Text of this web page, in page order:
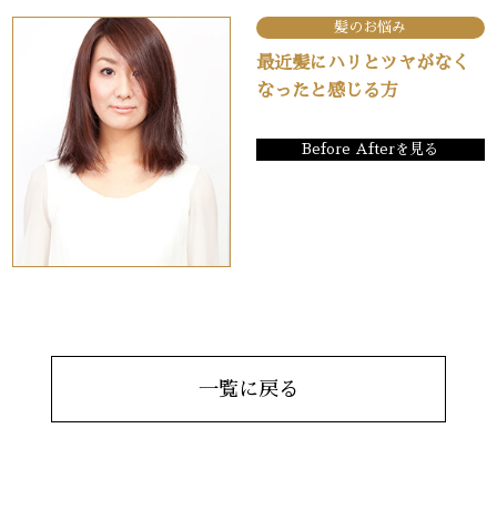
髪のお悩み
最近髪にハリとツヤがなく
なったと感じる方
Before Afterを見る
一覧に戻る